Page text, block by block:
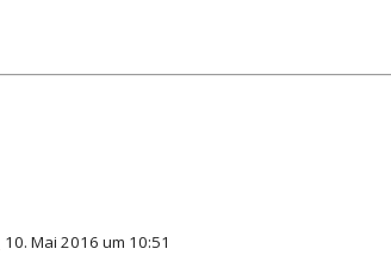
10. Mai 2016 um 10:51